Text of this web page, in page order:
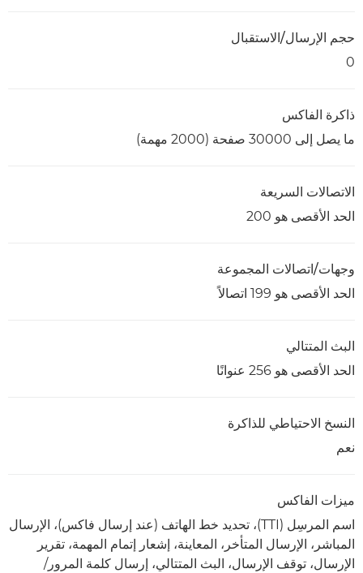
حجم الإرسال/الاستقبال
0
ذاكرة الفاكس
ما يصل إلى 30000 صفحة (2000 مهمة)
الاتصالات السريعة
الحد الأقصى هو 200
وجهات/اتصالات المجموعة
الحد الأقصى هو 199 اتصالاً
البث المتتالي
الحد الأقصى هو 256 عنوانًا
النسخ الاحتياطي للذاكرة
نعم
ميزات الفاكس
اسم المرسِل (TTI)، تحديد خط الهاتف (عند إرسال فاكس)، الإرسال
المباشر، الإرسال المتأخر، المعاينة، إشعار إتمام المهمة، تقرير
الإرسال، توقف الإرسال، البث المتتالي، إرسال كلمة المرور/